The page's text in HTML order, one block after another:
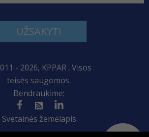
UŽSAKYTI
- 2026, KPPAR . Visos
teisės saugomos.
Bendraukime:
Svetainės žemėlapis